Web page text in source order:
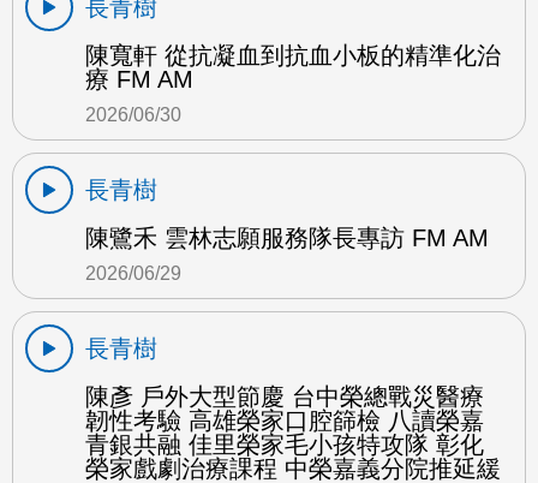
長青樹
陳寬軒 從抗凝血到抗血小板的精準化治
療 FM AM
2026/06/30
長青樹
陳鷺禾 雲林志願服務隊長專訪 FM AM
2026/06/29
長青樹
陳彥 戶外大型節慶 台中榮總戰災醫療
韌性考驗 高雄榮家口腔篩檢 八讀榮嘉
青銀共融 佳里榮家毛小孩特攻隊 彰化
榮家戲劇治療課程 中榮嘉義分院推延緩